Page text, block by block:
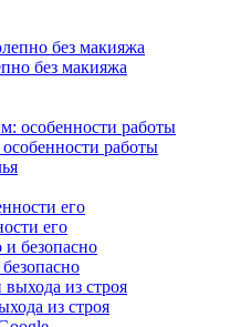
без макияжа
работы
его
из строя